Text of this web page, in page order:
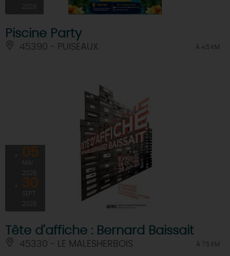
2026
Piscine Party
45390 - PUISEAUX À 4.5 KM
05
MAI
2026
30
SEPT
2026
Tête d'affiche : Bernard Baissait
45330 - LE MALESHERBOIS À 7.5 KM